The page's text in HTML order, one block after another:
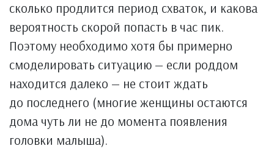
сколько продлится период схваток, и какова
вероятность скорой попасть в час пик.
Поэтому необходимо хотя бы примерно
смоделировать ситуацию — если роддом
находится далеко — не стоит ждать
до последнего (многие женщины остаются
дома чуть ли не до момента появления
головки малыша).